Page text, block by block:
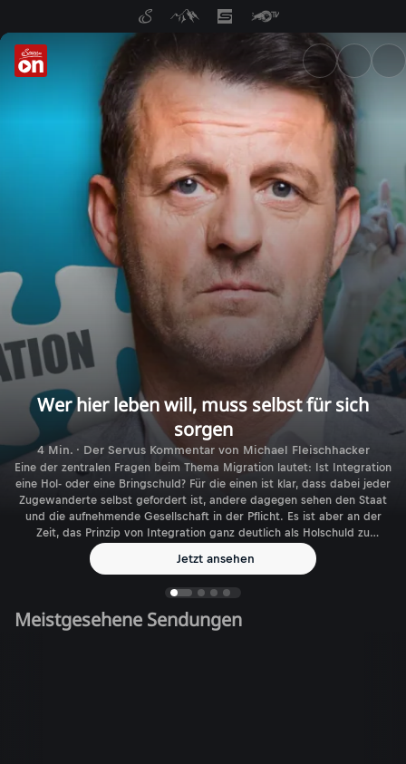
ServusTV On: Livestreams,
Wer hier leben will, muss selbst für sich
sorgen
4 Min. · Der Servus Kommentar von Michael Fleischhacker
Eine der zentralen Fragen beim Thema Migration lautet: Ist Integration
eine Hol- oder eine Bringschuld? Für die einen ist klar, dass dabei jeder
Zugewanderte selbst gefordert ist, andere dagegen sehen den Staat
und die aufnehmende Gesellschaft in der Pflicht. Es ist aber an der
Zeit, das Prinzip von Integration ganz deutlich als Holschuld zu
Jetzt ansehen
Meistgesehene Sendungen